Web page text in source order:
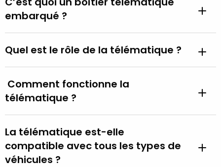
embarqué ?
Quel est le rôle de la télématique ?
Comment fonctionne la
télématique ?
La télématique est-elle
compatible avec tous les types de
véhicules ?